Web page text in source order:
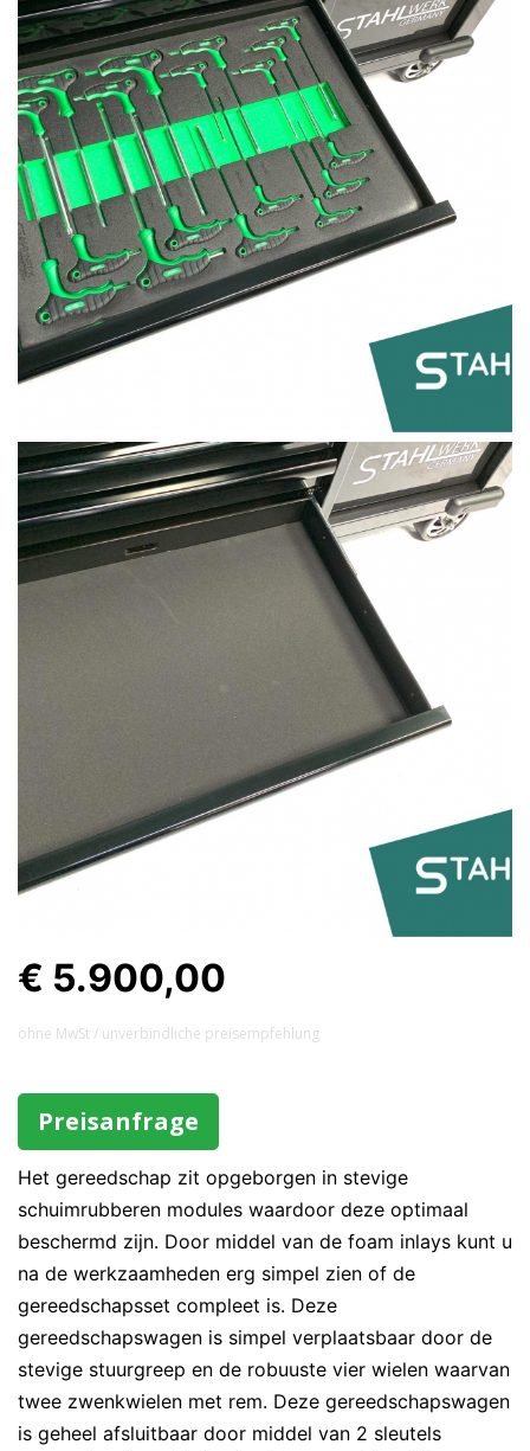
€ 5.900,00
ohne MwSt / unverbindliche preisempfehlung
Preisanfrage
Het gereedschap zit opgeborgen in stevige
schuimrubberen modules waardoor deze optimaal
beschermd zijn. Door middel van de foam inlays kunt u
na de werkzaamheden erg simpel zien of de
gereedschapsset compleet is. Deze
gereedschapswagen is simpel verplaatsbaar door de
stevige stuurgreep en de robuuste vier wielen waarvan
twee zwenkwielen met rem. Deze gereedschapswagen
is geheel afsluitbaar door middel van 2 sleutels